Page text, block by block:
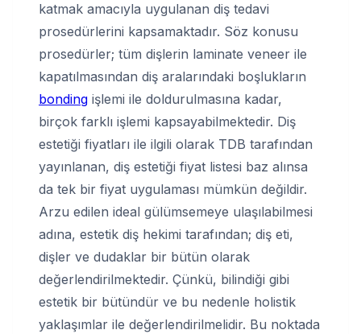
katmak amacıyla uygulanan diş tedavi
prosedürlerini kapsamaktadır. Söz konusu
prosedürler; tüm dişlerin laminate veneer ile
kapatılmasından diş aralarındaki boşlukların
bonding işlemi ile doldurulmasına kadar,
birçok farklı işlemi kapsayabilmektedir. Diş
estetiği fiyatları ile ilgili olarak TDB tarafından
yayınlanan, diş estetiği fiyat listesi baz alınsa
da tek bir fiyat uygulaması mümkün değildir.
Arzu edilen ideal gülümsemeye ulaşılabilmesi
adına, estetik diş hekimi tarafından; diş eti,
dişler ve dudaklar bir bütün olarak
değerlendirilmektedir. Çünkü, bilindiği gibi
estetik bir bütündür ve bu nedenle holistik
yaklaşımlar ile değerlendirilmelidir. Bu noktada